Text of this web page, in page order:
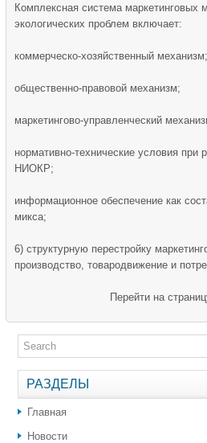
Комплексная система маркетинговых
экологических проблем включает:
коммерческо-хозяйственный механизм;
общественно-правовой механизм;
маркетингово-управленческий
нормативно-технические условия при
НИОКР;
информационное обеспечение как
микса;
6) структурную перестройку
производство, товародвижение и
Перейти на
РАЗДЕЛЫ
Главная
Новости